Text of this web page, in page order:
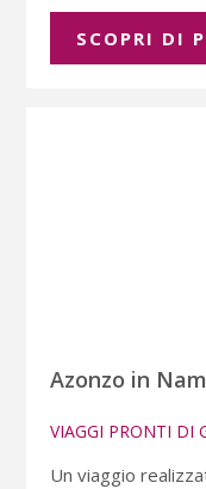
SCOPRI DI
Azonzo in
VIAGGI PRONTI DI
Un viaggio